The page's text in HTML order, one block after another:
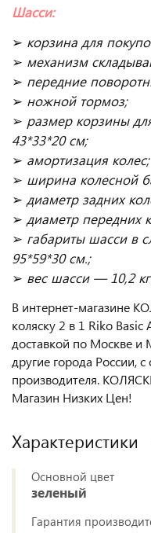
Шасси:
➢ корзина для
➢ механизм
➢ передние
➢ ножной тормоз;
➢ размер корзины
43*33*20 см;
➢ амортизация колес;
➢ ширина колесной
➢ диаметр задних
➢ диаметр передних
➢ габариты шасси
95*59*30 см.;
➢ вес шасси — 10,2
В интернет-магазине
коляску 2 в 1 Riko Basic
доставкой по Москве и
другие города России,
производителя.
Магазин Низких Цен!
Характеристики
Основной цвет
зеленый
Гарантия